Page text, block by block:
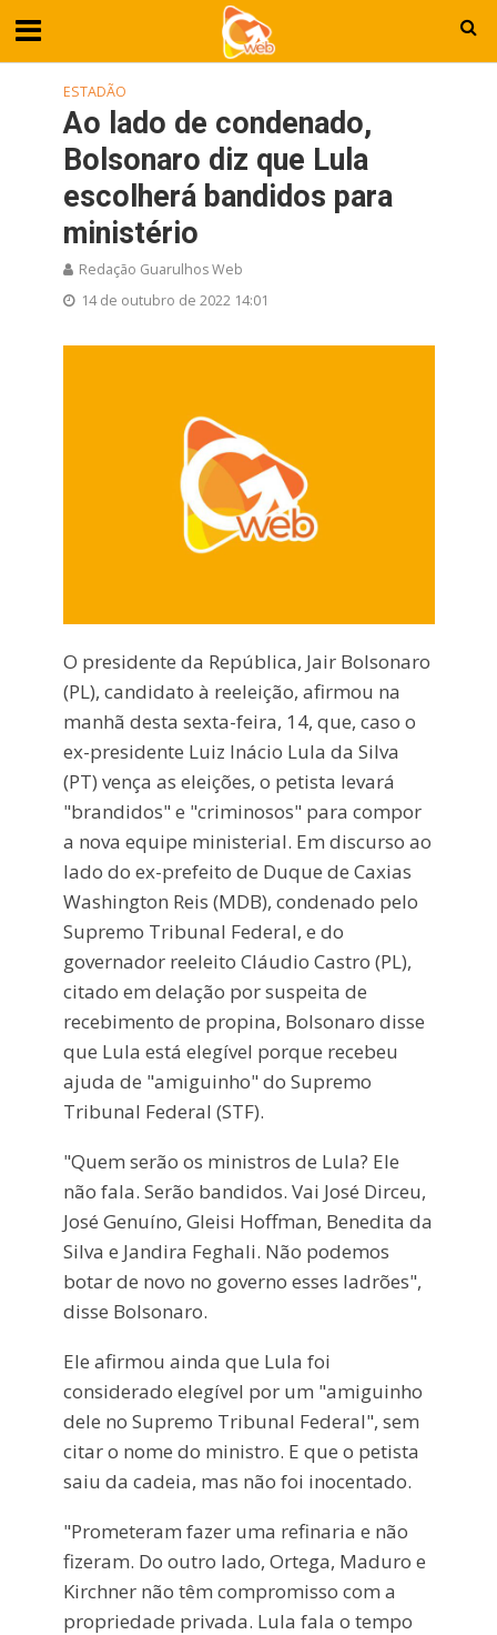
ESTADÃO
Ao lado de condenado,
Bolsonaro diz que Lula
escolherá bandidos para
ministério
Redação Guarulhos Web
14 de outubro de 2022 14:01
O presidente da República, Jair Bolsonaro
(PL), candidato à reeleição, afirmou na
manhã desta sexta-feira, 14, que, caso o
ex-presidente Luiz Inácio Lula da Silva
(PT) vença as eleições, o petista levará
"brandidos" e "criminosos" para compor
a nova equipe ministerial. Em discurso ao
lado do ex-prefeito de Duque de Caxias
Washington Reis (MDB), condenado pelo
Supremo Tribunal Federal, e do
governador reeleito Cláudio Castro (PL),
citado em delação por suspeita de
recebimento de propina, Bolsonaro disse
que Lula está elegível porque recebeu
ajuda de "amiguinho" do Supremo
Tribunal Federal (STF).
"Quem serão os ministros de Lula? Ele
não fala. Serão bandidos. Vai José Dirceu,
José Genuíno, Gleisi Hoffman, Benedita da
Silva e Jandira Feghali. Não podemos
botar de novo no governo esses ladrões",
disse Bolsonaro.
Ele afirmou ainda que Lula foi
considerado elegível por um "amiguinho
dele no Supremo Tribunal Federal", sem
citar o nome do ministro. E que o petista
saiu da cadeia, mas não foi inocentado.
"Prometeram fazer uma refinaria e não
fizeram. Do outro lado, Ortega, Maduro e
Kirchner não têm compromisso com a
propriedade privada. Lula fala o tempo